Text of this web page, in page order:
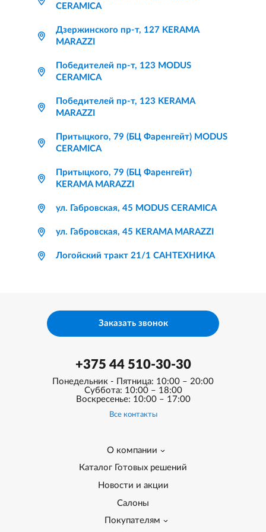
CERAMICA
Дзержинского пр-т, 127 KERAMA
MARAZZI
Победителей пр-т, 123 MODUS
CERAMICA
Победителей пр-т, 123 KERAMA
MARAZZI
Притыцкого, 79 (БЦ Фаренгейт) MODUS
CERAMICA
Притыцкого, 79 (БЦ Фаренгейт)
KERAMA MARAZZI
ул. Габровская, 45 MODUS CERAMICA
ул. Габровская, 45 KERAMA MARAZZI
Логойский тракт 21/1 САНТЕХНИКА
+375 44 510-30-30
Понедельник - Пятница: 10:00 – 20:00
Суббота: 10:00 – 18:00
Воскресенье: 10:00 – 17:00
Все контакты
О компании
Каталог Готовых решений
Новости и акции
Салоны
Покупателям
Заказать звонок